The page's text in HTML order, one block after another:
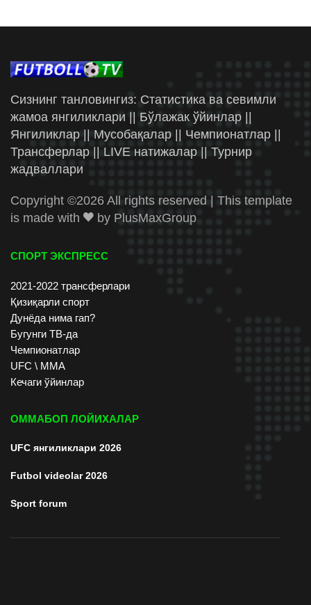
Сизнинг танловингиз: Статистика ва севимли
жамоа янгиликлари || Бўлажак ўйинлар ||
Янгиликлар || Мусобақалар || Чемпионатлар ||
Трансферлар || LIVE натижалар || Турнир
жадваллари
Copyright ©2026 All rights reserved | This template
is made with
by PlusMaxGroup
СПОРТ ЭКСПРЕСС
2021-2022 трансферлари
Қизиқарли спорт
Дунёда нима гап?
Бугунги ТВ-да
Чемпионатлар
UFC \ ММА
Кечаги ўйинлар
ОММАБОП ЛОЙИХАЛАР
UFC янгиликлари 2026
Futbol videolar 2026
Sport forum